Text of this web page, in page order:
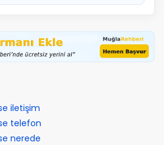
iletişim
telefon
nerede